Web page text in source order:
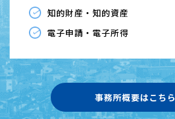
知的財産・知的資産
電子申請・電子所得
事務所概要はこちら